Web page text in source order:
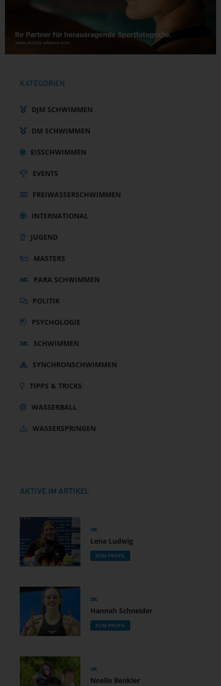
KATEGORIEN
DJM SCHWIMMEN
DM SCHWIMMEN
EISSCHWIMMEN
EVENTS
FREIWASSERSCHWIMMEN
INTERNATIONAL
JUGEND
MASTERS
PARA SCHWIMMEN
POLITIK
PSYCHOLOGIE
SCHWIMMEN
SYNCHRONSCHWIMMEN
TIPPS & TRICKS
WASSERBALL
WASSERSPRINGEN
AKTIVE IM ARTIKEL
Lena Ludwig
ZUM PROFIL
Hannah Schneider
ZUM PROFIL
Noelle Benkler